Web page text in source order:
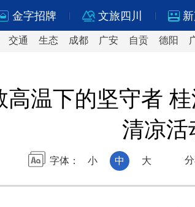
金字招牌 文旅四川
交通 生态 成都 广安 自贡 德阳
温下的坚守者
清凉活
字体： 小 中 大